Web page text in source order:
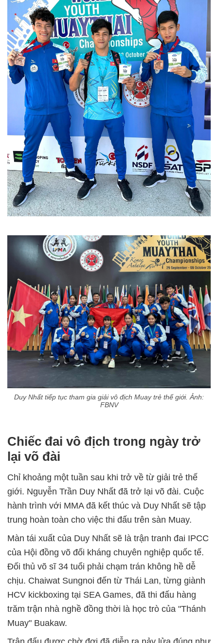
Duy Nhất tiếp tục tham gia giải vô địch Muay trẻ thế giới. Ảnh:
FBNV
Chiếc đai vô địch trong ngày trở
lại võ đài
Chỉ khoảng một tuần sau khi trở về từ giải trẻ thế
giới. Nguyễn Trần Duy Nhất đã trở lại võ đài. Cuộc
hành trình với MMA đã kết thúc và Duy Nhất sẽ tập
trung hoàn toàn cho việc thi đấu trên sàn Muay.
Màn tái xuất của Duy Nhất sẽ là trận tranh đai IPCC
của Hội đồng võ đối kháng chuyên nghiệp quốc tế.
Đối thủ võ sĩ 34 tuổi phải chạm trán không hề dễ
chịu. Chaiwat Sungnoi đến từ Thái Lan, từng giành
HCV kickboxing tại SEA Games, đã thi đấu hàng
trăm trận nhà nghề đồng thời là học trò của "Thánh
Muay" Buakaw.